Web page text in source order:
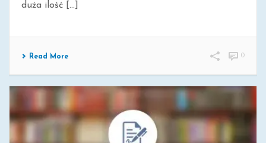
duża ilość [...]
Read More 0